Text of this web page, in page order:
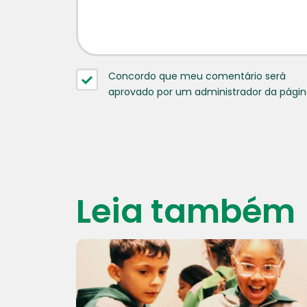
Concordo que meu comentário será
aprovado por um administrador da
Leia também